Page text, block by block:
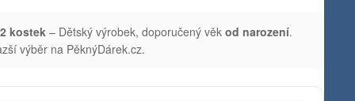
kostek – Dětský výrobek, doporučený věk od narození.
výběr na PěknýDárek.cz.